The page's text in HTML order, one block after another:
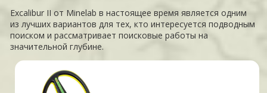
Excalibur II от Minelab в настоящее время является одним
из лучших вариантов для тех, кто интересуется подводным
поиском и рассматривает поисковые работы на
значительной глубине.